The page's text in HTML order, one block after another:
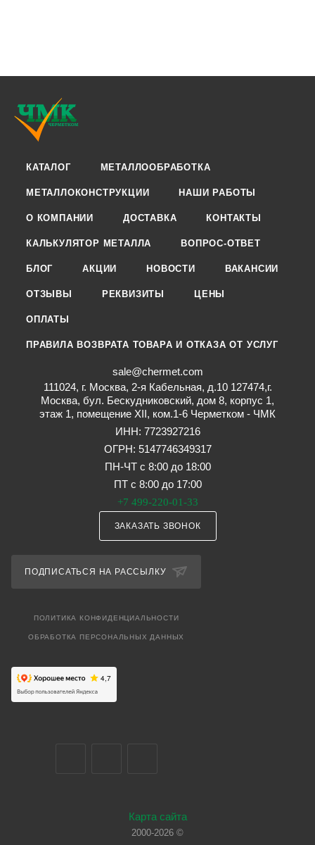
КАТАЛОГ МЕТАЛЛООБРАБОТКА
МЕТАЛЛОКОНСТРУКЦИИ НАШИ РАБОТЫ
О КОМПАНИИ ДОСТАВКА КОНТАКТЫ
КАЛЬКУЛЯТОР МЕТАЛЛА ВОПРОС-ОТВЕТ
БЛОГ АКЦИИ НОВОСТИ ВАКАНСИИ
ОТЗЫВЫ РЕКВИЗИТЫ ЦЕНЫ
ОПЛАТЫ
ПРАВИЛА ВОЗВРАТА ТОВАРА И ОТКАЗА ОТ УСЛУГ
sale@chermet.com
111024, г. Москва, 2-я Кабельная, д.10 127474,г.
Москва, бул. Бескудниковский, дом 8, корпус 1,
этаж 1, помещение XII, ком.1-6 Черметком - ЧМК
ИНН: 7723927216
ОГРН: 5147746349317
ПН-ЧТ с 8:00 до 18:00
ПТ с 8:00 до 17:00
+7 499-220-01-33
ЗАКАЗАТЬ ЗВОНОК
ПОДПИСАТЬСЯ НА РАССЫЛКУ
ПОЛИТИКА КОНФИДЕНЦИАЛЬНОСТИ
ОБРАБОТКА ПЕРСОНАЛЬНЫХ ДАННЫХ
Карта сайта
2000-2026 ©